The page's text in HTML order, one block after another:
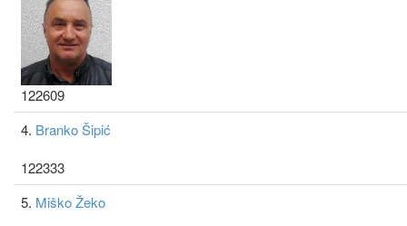
122609
4. Branko Šipić
122333
5. Miško Žeko